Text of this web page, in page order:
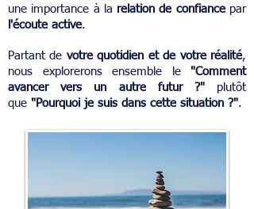
une importance à la relation de confiancepar
l'écoute active.
Partant de votre quotidien et de votre réalité,
nous explorerons ensemble le "Comment
avancer vers un autre futur ?" plutôt
que "Pourquoi je suis dans cette situation ?".